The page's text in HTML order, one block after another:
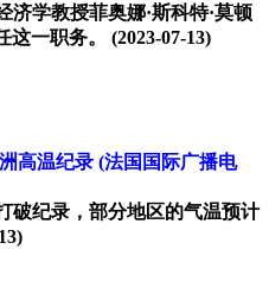
济学教授菲奥娜·斯科特·莫顿
这一职务。 (2023-07-13)
高温纪录 (法国国际广播电
破纪录，部分地区的气温预计